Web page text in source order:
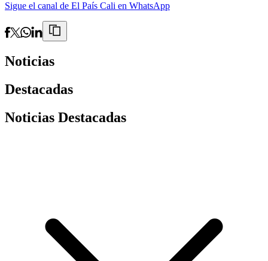
Sigue el canal de El País Cali en WhatsApp
Noticias
Destacadas
Noticias Destacadas